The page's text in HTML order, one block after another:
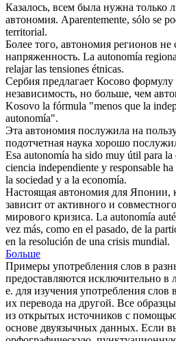
Казалось, всем была нужна только
автономия. Aparentemente, sólo se
territorial.
Более того, автономия регионов не
напряженность. La autonomía
relajar las tensiones étnicas.
Сербия предлагает Косово
независимость, но больше, чем
Kosovo la fórmula "menos que la
autonomía".
Эта автономия послужила на
подотчетная наука хорошо
Esa autonomía ha sido muy útil para la
ciencia independiente y responsable
la sociedad y a la economía.
Настоящая автономия для Японии,
зависит от активного и
мирового кризиса. La autonomía
vez más, como en el pasado, de la
en la resolución de una crisis mundial.
Больше
Примеры употребления слов в
предоставляются исключительно в
е. для изучения употребления слов
их перевода на другой. Все
из открытых источников с
основе двуязычных данных. Если